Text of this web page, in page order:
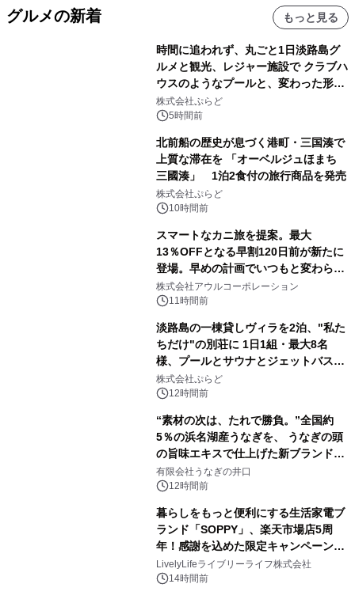
グルメの新着 もっと見る
時間に追われず、丸ごと1日淡路島グ
ルメと観光、レジャー施設で クラブハ
ウスのようなプールと、変わった形の
サウナも 「THE BOXY AWAJI」のお
得な素泊まり連泊プランで
株式会社ぷらど
5時間前
北前船の歴史が息づく港町・三国湊で
上質な滞在を 「オーベルジュほまち
三國湊」 1泊2食付の旅行商品を発売
株式会社ぷらど
10時間前
スマートなカニ旅を提案。最大
13％OFFとなる早割120日前が新たに
登場。早めの計画でいつもと変わらぬ
大人の冬旅を。ー夕日ヶ浦温泉「佳松
苑 別邸ふうか」ー
株式会社アウルコーポレーション
11時間前
淡路島の一棟貸しヴィラを2泊、"私た
ちだけ"の別荘に 1日1組・最大8名
様、プールとサウナとジェットバス付
きで Villa Mon Temps AWAJIの連泊
素泊りプラン
株式会社ぷらど
12時間前
“素材の次は、たれで勝負。”全国約
5％の浜名湖産うなぎを、 うなぎの頭
の旨味エキスで仕上げた新ブランド
「井口の誉」誕生
有限会社うなぎの井口
12時間前
暮らしをもっと便利にする生活家電ブ
ランド「SOPPY」、楽天市場店5周
年！感謝を込めた限定キャンペーンを
8月10日より開催
LivelyLifeライブリーライフ株式会社
14時間前